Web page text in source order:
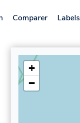
Comparer Labels
+
−